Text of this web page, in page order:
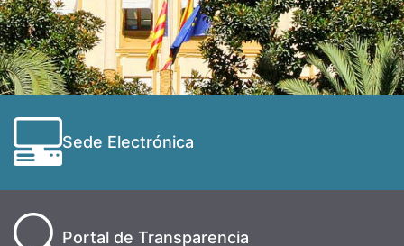
Sede Electrónica
Portal de Transparencia